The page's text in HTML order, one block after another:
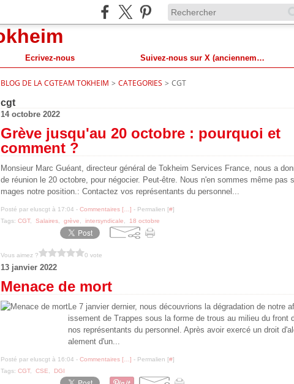
Ecrivez-nous Suivez-nous sur X (anciennement Twitter)
BLOG DE LA CGTEAM TOKHEIM > CATEGORIES > CGT
cgt
14 octobre 2022
Grève jusqu'au 20 octobre : pourquoi et
comment ?
Monsieur Marc Guéant, directeur général de Tokheim Services France, nous a
de réunion le 20 octobre, pour négocier. Peut-être. Nous n'en sommes même pas
mages notre position.: Contactez vos représentants du personnel...
Posté par eluscgt à 17:04 - Commentaires [ ] - Permalien [#]
Tags: CGT, Salaires grève intersyndicale 18 octobre
Vous aimez ? 0 vote
13 janvier 2022
Menace de mort
Le 7 janvier dernier, nous découvrions la dégradation de notre
issement de Trappes sous la forme de trous au milieu du front
nos représentants du personnel. Après avoir exercé un droit
alement d'un...
Posté par eluscgt à 16:04 - Commentaires [ ] - Permalien [#]
Tags: CGT, CSE DGI